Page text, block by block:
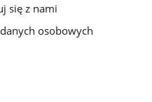
się z nami
osobowych